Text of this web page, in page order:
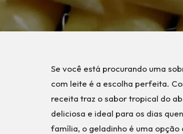
Se você está procurando uma
com leite é a escolha perfeita.
receita traz o sabor tropical do
deliciosa e ideal para os dias
família, o geladinho é uma